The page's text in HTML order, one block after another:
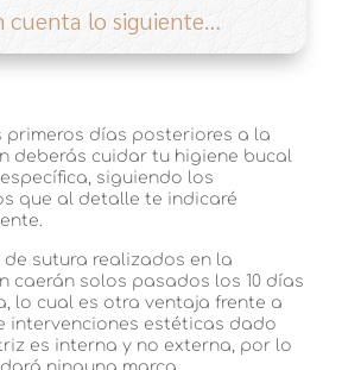
cuenta lo siguiente…
primeros días posteriores a la
deberás cuidar tu higiene bucal
siguiendo los
que al detalle te indicaré
de sutura realizados en la
caerán solos pasados los 10 días
lo cual es otra ventaja frente a
intervenciones estéticas dado
es interna y no externa, por lo